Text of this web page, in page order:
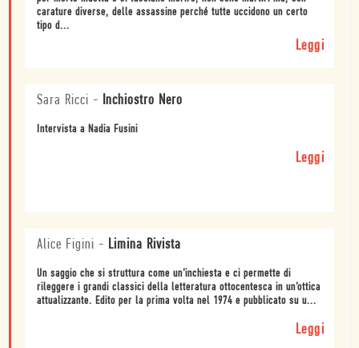
carature diverse, delle assassine perché tutte uccidono un certo
tipo d...
Leggi
Sara Ricci - Inchiostro Nero
Intervista a Nadia Fusini
Leggi
Alice Figini - Limina Rivista
Un saggio che si struttura come un’inchiesta e ci permette di
rileggere i grandi classici della letteratura ottocentesca in un’ottica
attualizzante. Edito per la prima volta nel 1974 e pubblicato su u...
Leggi